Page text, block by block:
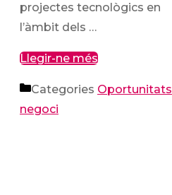
projectes tecnològics en
l’àmbit dels …
Llegir-ne més
Categories Oportunitats
negoci